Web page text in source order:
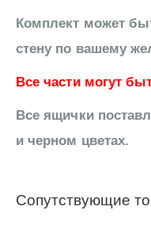
Комплект может
стену по вашему
Все части могут
Все ящички
и черном цветах.
Сопутствующие